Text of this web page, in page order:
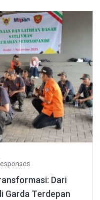
Dari
Garda Terdepan